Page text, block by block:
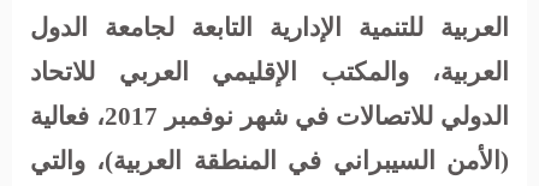
العربية للتنمية الإدارية التابعة لجامعة الدول
العربية، والمكتب الإقليمي العربي للاتحاد
الدولي للاتصالات في شهر نوفمبر 2017، فعالية
(الأمن السيبراني في المنطقة العربية)، والتي